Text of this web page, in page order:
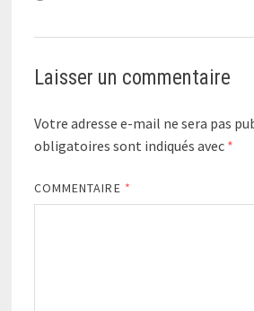
Laisser un commentaire
Votre adresse e-mail ne sera pas
obligatoires sont indiqués avec *
COMMENTAIRE *